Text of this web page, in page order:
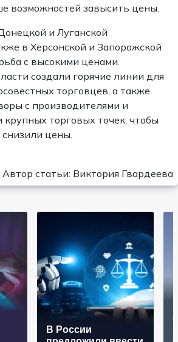
возможностей завысить цены.
и Луганской
в Херсонской и Запорожской
с высокими ценами.
создали горячие линии для
торговцев, а также
с производителями и
крупных торговых точек, чтобы
цены.
Автор статьи: Виктория Гвардеева
В России